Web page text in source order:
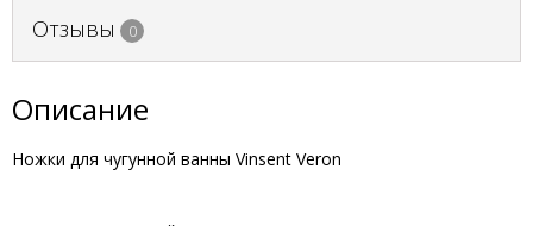
Отзывы 0
Описание
Ножки для чугунной ванны Vinsent Veron